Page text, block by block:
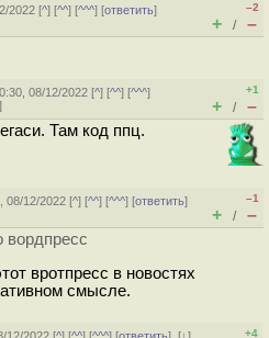
2022 [^] [^^] [^^^] [ответить]
–2
+ / –
08/12/2022 [^] [^^] [^^^]
]
+1
+ / –
Там код ппц.
08/12/2022 [^] [^^] [^^^] [ответить]
–1
+ / –
вордпресс
вротпресс в новостях
смысле.
+4